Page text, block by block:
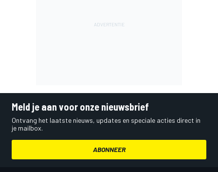
Meld je aan voor onze nieuwsbrief
Ontvang het laatste nieuws, updates en speciale acties direct in
je mailbox.
ABONNEER